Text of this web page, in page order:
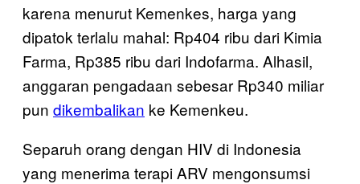
karena menurut Kemenkes, harga yang
dipatok terlalu mahal: Rp404 ribu dari Kimia
Farma, Rp385 ribu dari Indofarma. Alhasil,
anggaran pengadaan sebesar Rp340 miliar
pun dikembalikan ke Kemenkeu.
Separuh orang dengan HIV di Indonesia
yang menerima terapi ARV mengonsumsi